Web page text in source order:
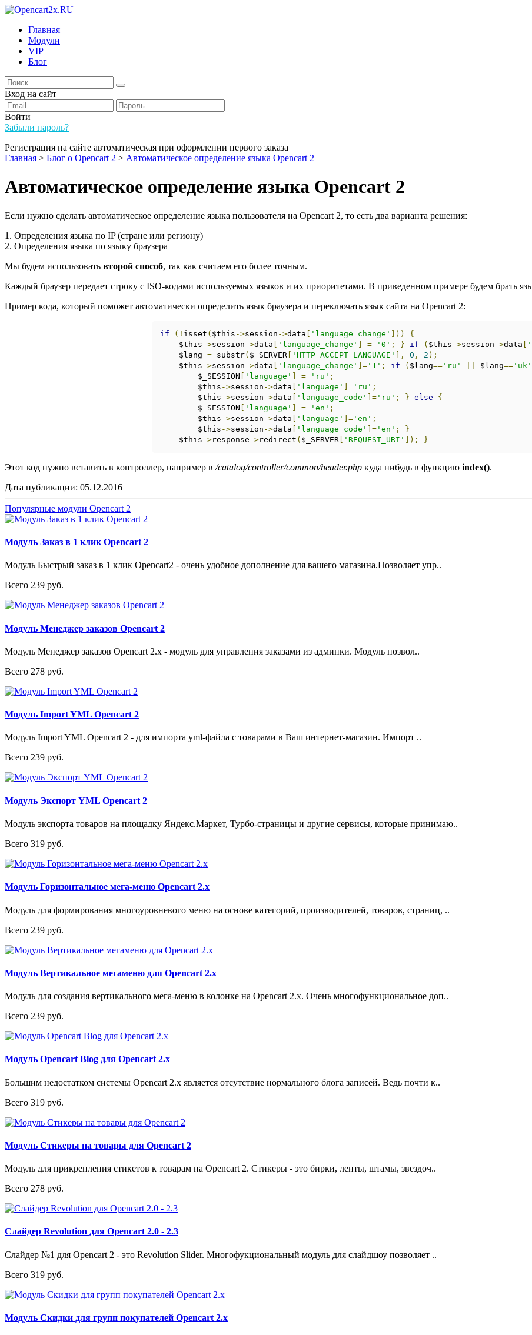
Главная
Модули
VIP
Блог
Вход на сайт
Войти
Забыли пароль?
Регистрация на сайте автоматическая при оформлении первого заказа
Главная > Блог о Opencart 2 > Автоматическое определение языка Opencart 2
Автоматическое определение языка Opencart 2
Если нужно сделать автоматическое определение языка пользователя на Opencart 2, то есть два варианта решения:
1. Определения языка по IP (стране или региону)
2. Определения языка по языку браузера
Мы будем использовать второй способ, так как считаем его более точным.
Каждый браузер передает строку с ISO-кодами используемых языков и их приоритетами. В приведенном примере будем брать
Пример кода, который поможет автоматически определить язык браузера и переключать язык сайта на Opencart 2:
if (! isset ( $this ->session ->data 'language_change' ]))
{
$this ->session ->data 'language_change' = '0' ; } if ( $this ->session ->data
    $lang
= substr( $_SERVER 'HTTP_ACCEPT_LANGUAGE' ], 0 , 2 );
    $this
->session ->data 'language_change' ]= '1' ; if ( $lang== 'ru' $lang== 'uk'
        $_SESSION
'language' = 'ru' ;
        $this
->session ->data 'language' ]= 'ru' ;
        $this
->session ->data 'language_code' ]= 'ru' ; } else
{
        $_SESSION
'language' = 'en' ;
        $this
->session ->data 'language' ]= 'en' ;
        $this
->session ->data 'language_code' ]= 'en' ;
}
    $this
->response ->redirect ( $_SERVER 'REQUEST_URI' ]); }
Этот код нужно вставить в контроллер, например в /catalog/controller/common/header.php куда нибудь в функцию index().
Дата публикации: 05.12.2016
Популярные модули Opencart 2
Модуль Заказ в 1 клик Opencart 2
Модуль Быстрый заказ в 1 клик Opencart2 - очень удобное дополнение для вашего магазина.Позволяет упр..
Всего 239 руб.
Модуль Менеджер заказов Opencart 2
Модуль Менеджер заказов Opencart 2.x - модуль для управления заказами из админки. Модуль позвол..
Всего 278 руб.
Модуль Import YML Opencart 2
Модуль Import YML Opencart 2 - для импорта yml-файла с товарами в Ваш интернет-магазин. Импорт ..
Всего 239 руб.
Модуль Экспорт YML Opencart 2
Модуль экспорта товаров на площадку Яндекс.Маркет, Турбо-страницы и другие сервисы, которые принимаю..
Всего 319 руб.
Модуль Горизонтальное мега-меню Opencart 2.x
Модуль для формирования многоуровневого меню на основе категорий, производителей, товаров, страниц, ..
Всего 239 руб.
Модуль Вертикальное мегаменю для Opencart 2.x
Модуль для создания вертикального мега-меню в колонке на Opencart 2.x. Очень многофункциональное доп..
Всего 239 руб.
Модуль Opencart Blog для Opencart 2.x
Большим недостатком системы Opencart 2.x является отсутствие нормального блога записей. Ведь почти к..
Всего 319 руб.
Модуль Стикеры на товары для Opencart 2
Модуль для прикрепления стикетов к товарам на Opencart 2. Стикеры - это бирки, ленты, штамы, звездоч..
Всего 278 руб.
Слайдер Revolution для Opencart 2.0 - 2.3
Слайдер №1 для Opencart 2 - это Revolution Slider. Многофукциональный модуль для слайдшоу позволяет ..
Всего 319 руб.
Модуль Скидки для групп покупателей Opencart 2.x